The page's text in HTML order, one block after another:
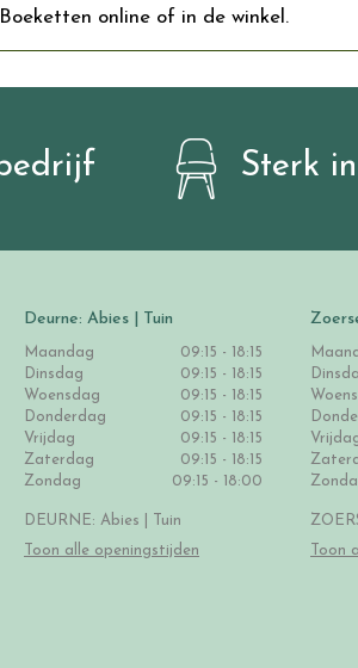
online of in de winkel.
Sterk
Deurne: Abies | Tuin
Maandag
09:15 - 18:15
Dinsdag
09:15 - 18:15
Woensdag
09:15 - 18:15
Donderdag
09:15 - 18:15
Vrijdag
09:15 - 18:15
Zaterdag
09:15 - 18:15
Zondag
09:15 - 18:00
DEURNE: Abies | Tuin
Toon alle openingstijden
Toon